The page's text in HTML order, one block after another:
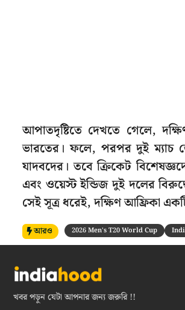
আপাতদৃষ্টিতে দেখতে গেলে,
ভারতের। ফলে, পরপর দুই ম্যাচ
যাদবদের। তবে ক্রিকেট
এবং ওয়েস্ট ইন্ডিজ দুই দলের
সেই সূত্র ধরেই, দক্ষিণ আফ্রিকা
আরও 2026 Men's T20 World Cup
খবর পড়ুন যেটা আপনার জন্য জরুরি !!